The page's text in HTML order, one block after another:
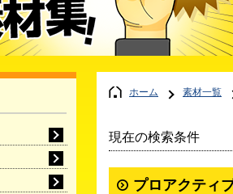
ホーム 素材一覧
現在の検索条件
プロアクティ